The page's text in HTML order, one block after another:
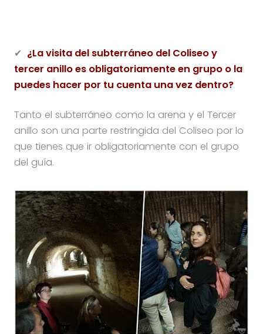
✔ ¿La visita del subterráneo del Coliseo y
tercer anillo es obligatoriamente en grupo o la
puedes hacer por tu cuenta una vez dentro?
Tanto el subterráneo como la arena y el Tercer
anillo son una parte restringida del Coliseo por lo
que tienes que ir obligatoriamente con el grupo
del guía.